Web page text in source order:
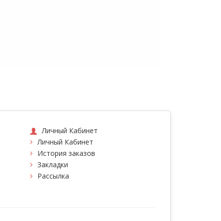
Личный Кабинет
Личный Кабинет
История заказов
Закладки
Рассылка